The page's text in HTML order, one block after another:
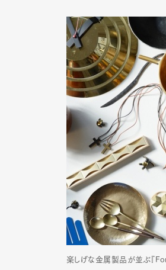
楽しげな金属製品が並ぶ『